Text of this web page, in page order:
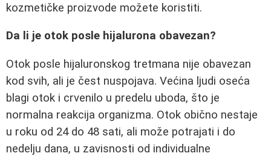
kozmetičke proizvode možete koristiti.
Da li je otok posle hijalurona obavezan?
Otok posle hijaluronskog tretmana nije obavezan
kod svih, ali je čest nuspojava. Većina ljudi oseća
blagi otok i crvenilo u predelu uboda, što je
normalna reakcija organizma. Otok obično nestaje
u roku od 24 do 48 sati, ali može potrajati i do
nedelju dana, u zavisnosti od individualne